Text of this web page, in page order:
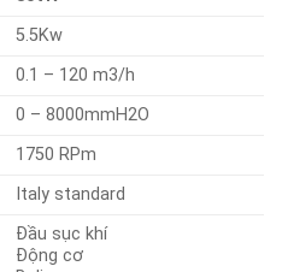
5.5Kw
0.1 – 120 m3/h
0 – 8000mmH2O
1750 RPm
Italy standard
Đầu sục khí
Động cơ